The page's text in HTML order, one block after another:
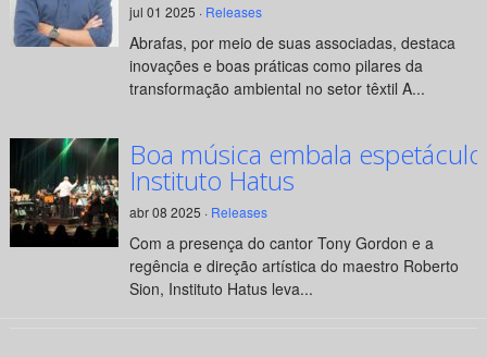
jul 01 2025 · Releases
Abrafas, por meio de suas associadas, destaca
inovações e boas práticas como pilares da
transformação ambiental no setor têxtil A...
Boa música embala
Instituto Hatus
abr 08 2025 · Releases
Com a presença do cantor Tony Gordon e a
regência e direção artística do maestro Roberto
Sion, Instituto Hatus leva...